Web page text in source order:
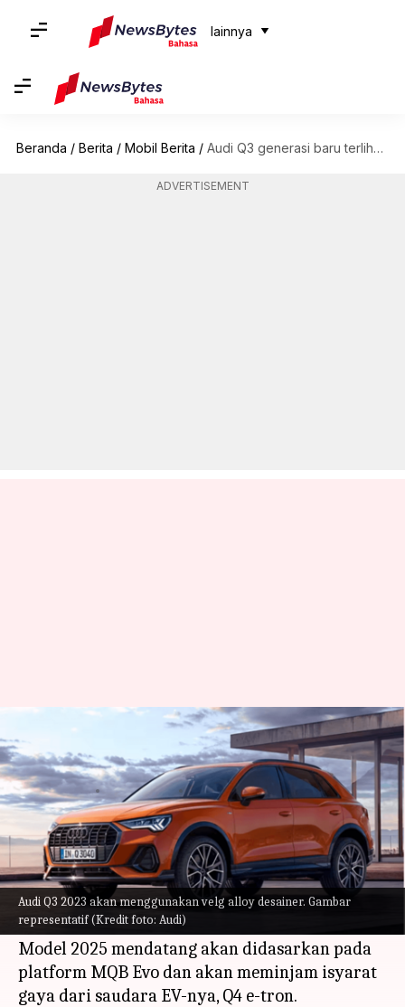
lainnya
Beranda / Berita / Mobil Berita / Audi Q3 generasi baru terlihat sedang diuji di Jerman
ADVERTISEMENT
Audi Q3 2023 akan menggunakan velg alloy desainer. Gambar
representatif (Kredit foto: Audi)
Audi Q3 generasi baru terlihat
sedang diuji di Jerman
menulis Bob Sep 13, 2023 11:34 am
Apa ceritanya
Generasi ketiga dan terakhir dari Audi Q3 telah
terlihat sedang diuji di jalanan Jerman,
meskipun dalam versi yang disamarkan.
Model 2025 mendatang akan didasarkan pada
platform MQB Evo dan akan meminjam isyarat
gaya dari saudara EV-nya, Q4 e-tron.